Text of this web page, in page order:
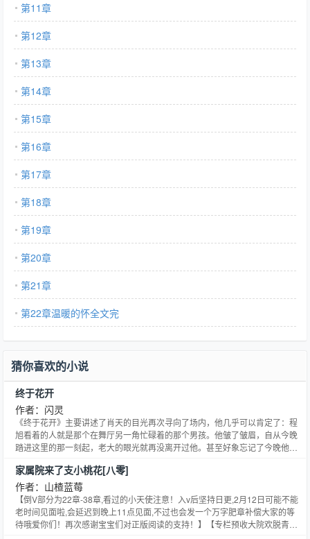
第11章
第12章
第13章
第14章
第15章
第16章
第17章
第18章
第19章
第20章
第21章
第22章温暖的怀全文完
猜你喜欢的小说
终于花开
作者：闪灵
《终于花开》主要讲述了肖天的目光再次寻向了场内，他几乎可以肯定了：程
旭看着的人就是那个在舞厅另一角忙碌着的那个男孩。他皱了皱眉，自从今晚
踏进这里的那一刻起，老大的眼光就再没离开过他。甚至好象忘记了今晚他们
家属院来了支小桃花[八零]
作者：山楂蓝莓
【倒V部分为22章-38章,看过的小天使注意！入v后坚持日更,2月12日可能不能
老时间见面啦,会延迟到晚上11点见面,不过也会发一个万字肥章补偿大家的等
待哦爱你们！再次感谢宝宝们对正版阅读的支持！】【专栏预收大院欢脱青梅